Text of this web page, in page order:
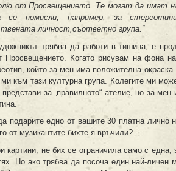
от Просвещението. Те могат да имат
се помисли, например, за
личност,съответно група.“
трябва да работи в тишина, е
Когато рисувам на фона
който за мен има положителна окраска
към тази културна група. Колегите ми
за „правилното“ ателие, но за мен
подарите едно от вашите 30 платна лично
от музикантите бихте я връчили?
не бих се ограничила само с една,
Но ако трябва да посоча един най-личен